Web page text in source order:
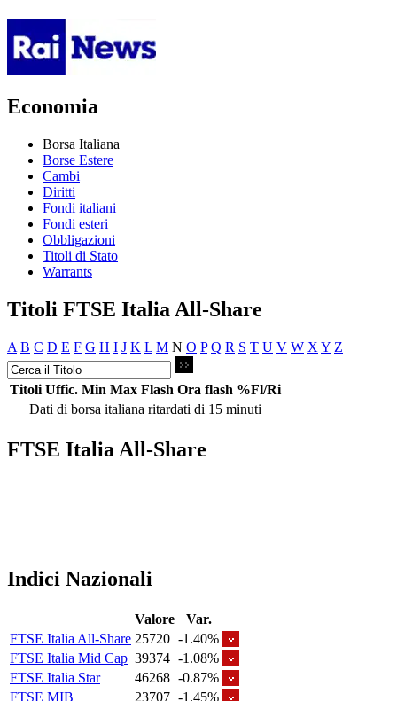
Economia
Borsa Italiana
Borse Estere
Cambi
Diritti
Fondi italiani
Fondi esteri
Obbligazioni
Titoli di Stato
Warrants
Titoli FTSE Italia All-Share
A B C D E F G H I J K L M N O P Q R S T U V W X Y Z
Titoli Uffic. Min Max Flash Ora flash %Fl/Ri
Dati di borsa italiana ritardati di 15 minuti
FTSE Italia All-Share
Indici Nazionali
Valore
Var.
FTSE Italia All-Share 25720 -1.40%
FTSE Italia Mid Cap 39374 -1.08%
FTSE Italia Star
46268 -0.87%
FTSE MIB
23707 -1.45%